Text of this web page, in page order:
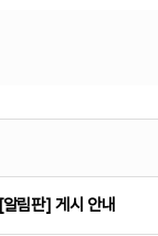
[알림판] 게시 안내